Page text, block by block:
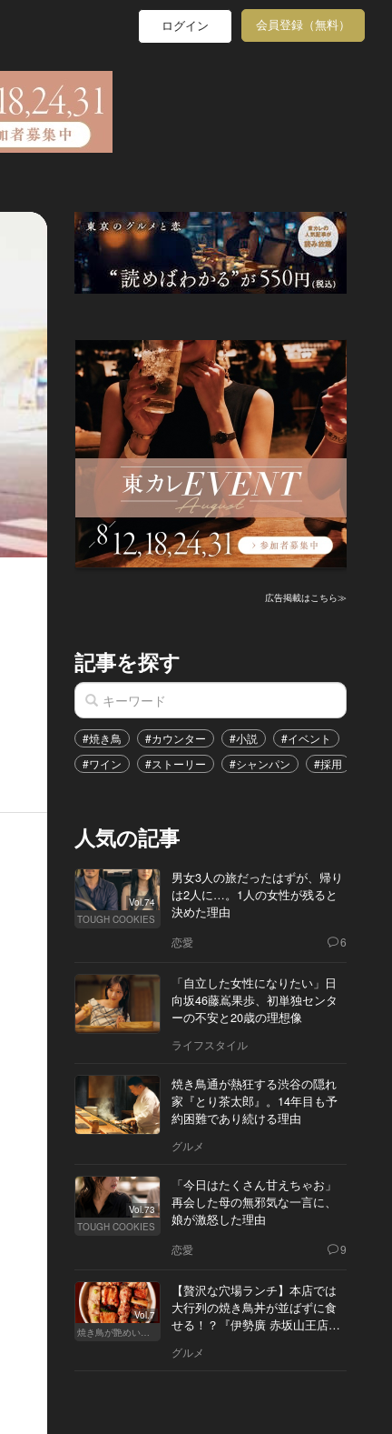
ログイン 会員登録（無料）
広告掲載はこちら≫
記事を探す
#焼き鳥 #カウンター #小説 #イベント
#ワイン
#ストーリー #シャンパン #採用
人気の記事
Vol.74
TOUGH COOKIES
男女3人の旅だったはずが、帰り
は2人に…。1人の女性が残ると
決めた理由
恋愛 6
「自立した女性になりたい」日
向坂46藤嶌果歩、初単独センタ
ーの不安と20歳の理想像
ライフスタイル
焼き鳥通が熱狂する渋谷の隠れ
家『とり茶太郎』。14年目も予
約困難であり続ける理由
グルメ
Vol.73
TOUGH COOKIES
「今日はたくさん甘えちゃお」
再会した母の無邪気な一言に、
娘が激怒した理由
恋愛 9
Vol.7
焼き鳥が艶めいてきた
【贅沢な穴場ランチ】本店では
大行列の焼き鳥丼が並ばずに食
せる！？『伊勢廣 赤坂山王店』
グルメ